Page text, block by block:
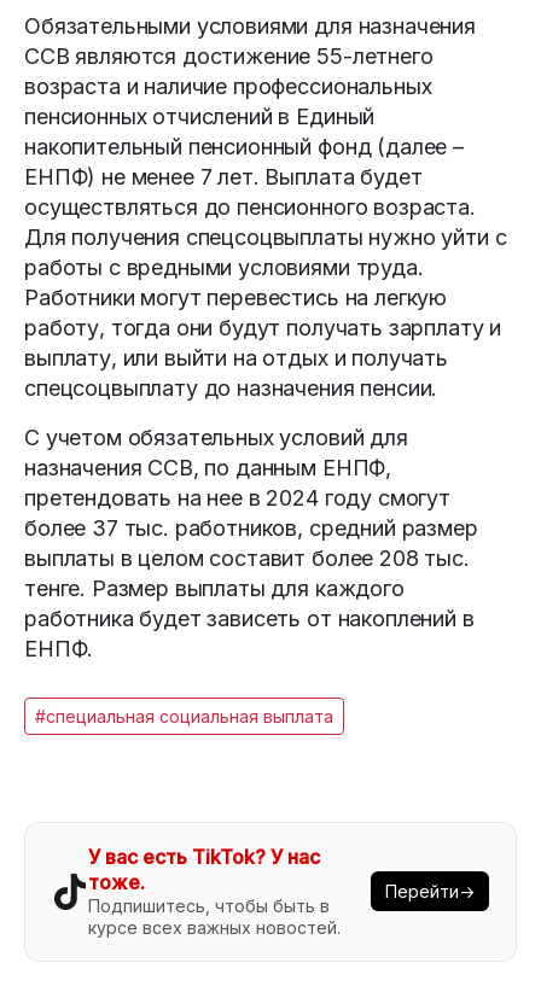
Обязательными условиями для назначения
ССВ являются достижение 55-летнего
возраста и наличие профессиональных
пенсионных отчислений в Единый
накопительный пенсионный фонд (далее –
ЕНПФ) не менее 7 лет. Выплата будет
осуществляться до пенсионного возраста.
Для получения спецсоцвыплаты нужно уйти с
работы с вредными условиями труда.
Работники могут перевестись на легкую
работу, тогда они будут получать зарплату и
выплату, или выйти на отдых и получать
спецсоцвыплату до назначения пенсии.
С учетом обязательных условий для
назначения ССВ, по данным ЕНПФ,
претендовать на нее в 2024 году смогут
более 37 тыс. работников, средний размер
выплаты в целом составит более 208 тыс.
тенге. Размер выплаты для каждого
работника будет зависеть от накоплений в
ЕНПФ.
#специальная социальная выплата
У вас есть TikTok? У нас
тоже.
Подпишитесь, чтобы быть в
курсе всех важных новостей.
Перейти→